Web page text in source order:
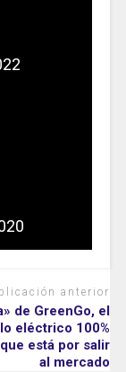
anterior
de GreenGo, el
eléctrico 100%
está por salir
al mercado